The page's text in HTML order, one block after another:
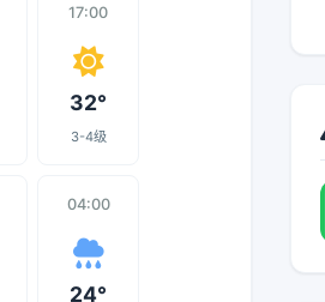
17:00
32°
3-4级
04:00
24°